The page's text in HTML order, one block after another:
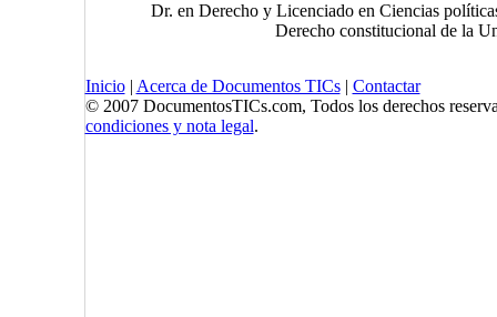
Dr. en Derecho y Licenciado en Ciencias
Derecho constitucional de la
Inicio| Acerca de Documentos TICs| Contactar
© 2007 DocumentosTICs.com, Todos los derechos
condiciones y nota legal.